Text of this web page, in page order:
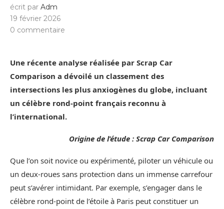
écrit par Adm
19 février 2026
0 commentaire
Une récente analyse réalisée par Scrap Car
Comparison a dévoilé un classement des
intersections les plus anxiogènes du globe, incluant
un célèbre rond-point français reconnu à
l’international.
Origine de l’étude : Scrap Car Comparison
Que l’on soit novice ou expérimenté, piloter un véhicule ou
un deux-roues sans protection dans un immense carrefour
peut s’avérer intimidant. Par exemple, s’engager dans le
célèbre rond-point de l’étoile à Paris peut constituer un